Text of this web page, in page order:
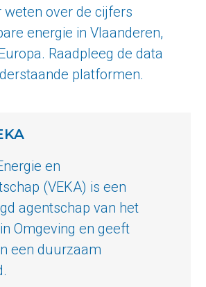
weten over de cijfers
energie in Vlaanderen,
Raadpleeg de data
platformen.
en
(VEKA) is een
agentschap van het
Omgeving en geeft
een duurzaam